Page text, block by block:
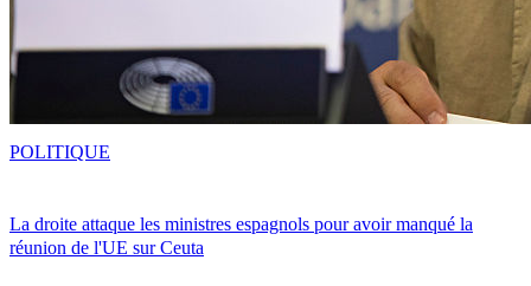
La droite attaque les ministres espagnols pour avoir manqué la
réunion de l'UE sur Ceuta
POLITIQUE